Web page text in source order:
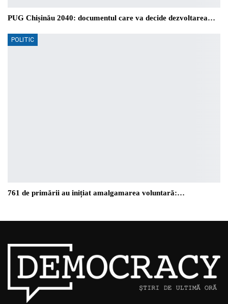
PUG Chișinău 2040: documentul care va decide dezvoltarea…
POLITIC
761 de primării au inițiat amalgamarea voluntară:…